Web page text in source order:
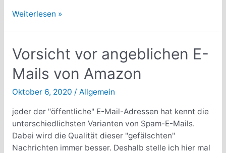
Vermehrte
WordPress
Plugins
Weiterlesen »
Vorsicht vor angeblichen E-
Mails von Amazon
Oktober 6, 2020 / Allgemein
jeder der "öffentliche" E-Mail-Adressen hat kennt die
unterschiedlichsten Varianten von Spam-E-Mails.
Dabei wird die Qualität dieser "gefälschten"
Nachrichten immer besser. Deshalb stelle ich hier mal